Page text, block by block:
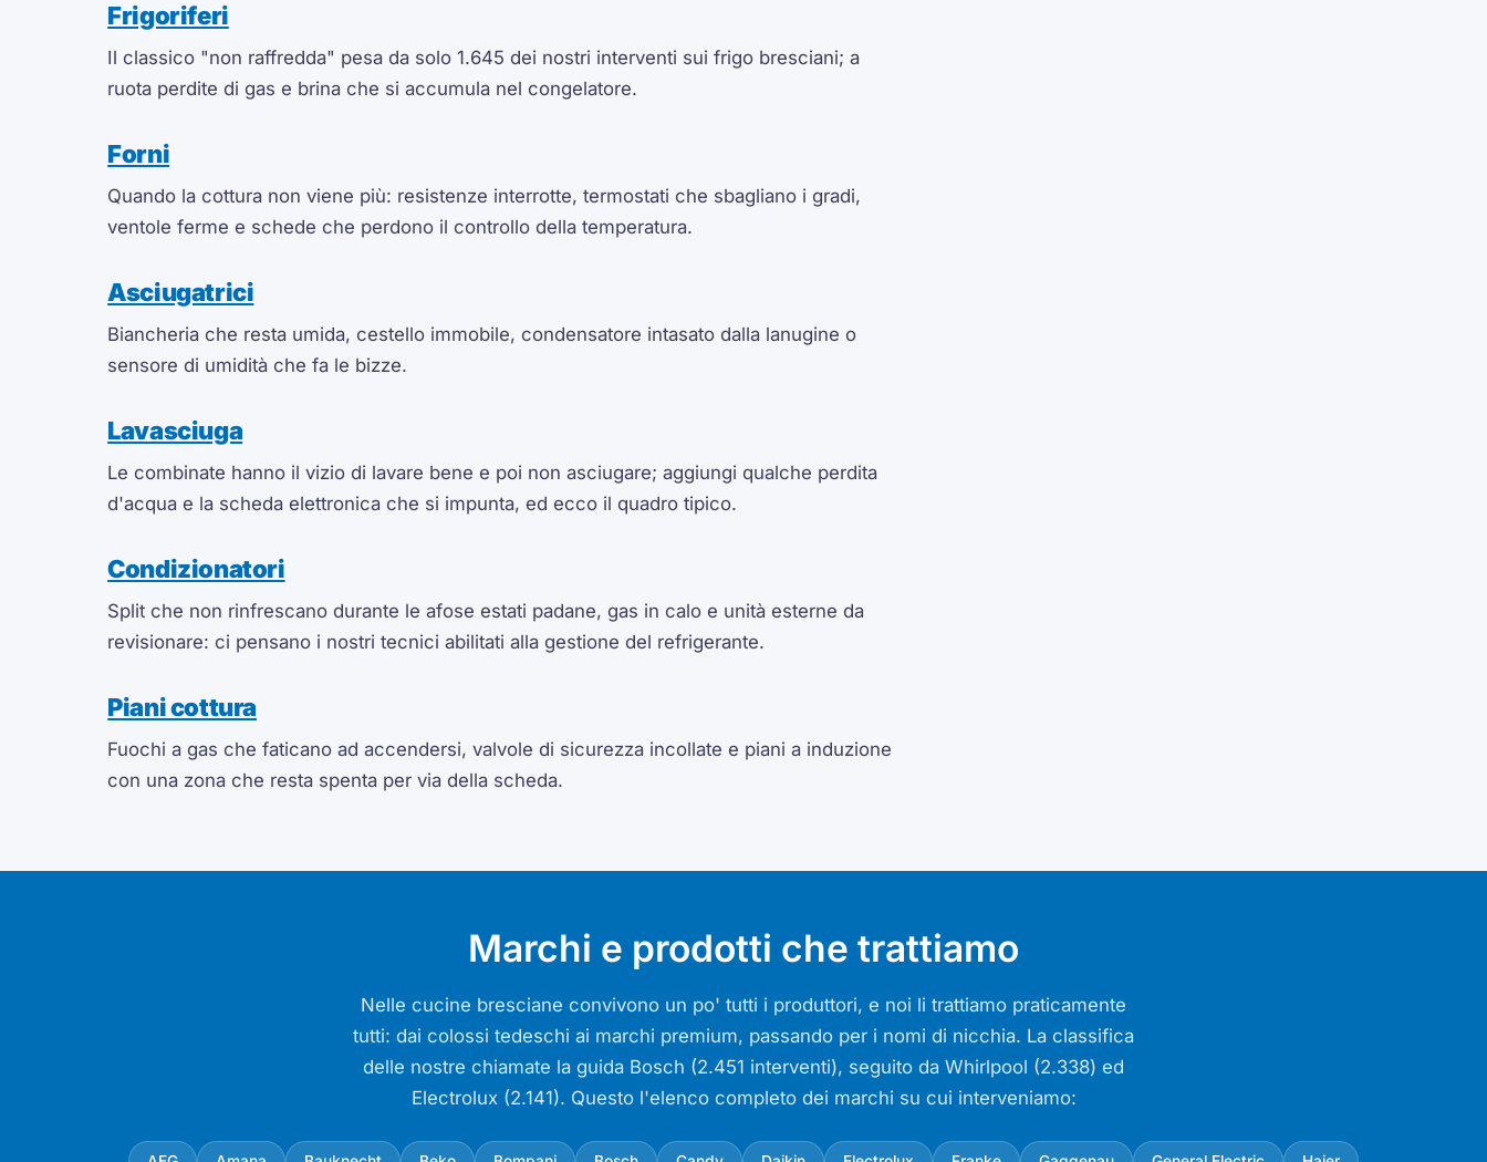
Frigoriferi
Il classico "non raffredda" pesa da solo 1.645 dei nostri interventi sui frigo bresciani; a
ruota perdite di gas e brina che si accumula nel congelatore.
Forni
Quando la cottura non viene più: resistenze interrotte, termostati che sbagliano i gradi,
ventole ferme e schede che perdono il controllo della temperatura.
Asciugatrici
Biancheria che resta umida, cestello immobile, condensatore intasato dalla lanugine o
sensore di umidità che fa le bizze.
Lavasciuga
Le combinate hanno il vizio di lavare bene e poi non asciugare; aggiungi qualche perdita
d'acqua e la scheda elettronica che si impunta, ed ecco il quadro tipico.
Condizionatori
Split che non rinfrescano durante le afose estati padane, gas in calo e unità esterne da
revisionare: ci pensano i nostri tecnici abilitati alla gestione del refrigerante.
Piani cottura
Fuochi a gas che faticano ad accendersi, valvole di sicurezza incollate e piani a induzione
con una zona che resta spenta per via della scheda.
Marchi e prodotti che trattiamo
Nelle cucine bresciane convivono un po' tutti i produttori, e noi li trattiamo praticamente
tutti: dai colossi tedeschi ai marchi premium, passando per i nomi di nicchia. La classifica
delle nostre chiamate la guida Bosch (2.451 interventi), seguito da Whirlpool (2.338) ed
Electrolux (2.141). Questo l'elenco completo dei marchi su cui interveniamo: